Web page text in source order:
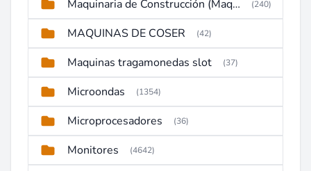
Maquinaria de Construcción (Maquinaria Pesada) (240)
MAQUINAS DE COSER (42)
Maquinas tragamonedas slot (37)
Microondas (1354)
Microprocesadores (36)
Monitores (4642)